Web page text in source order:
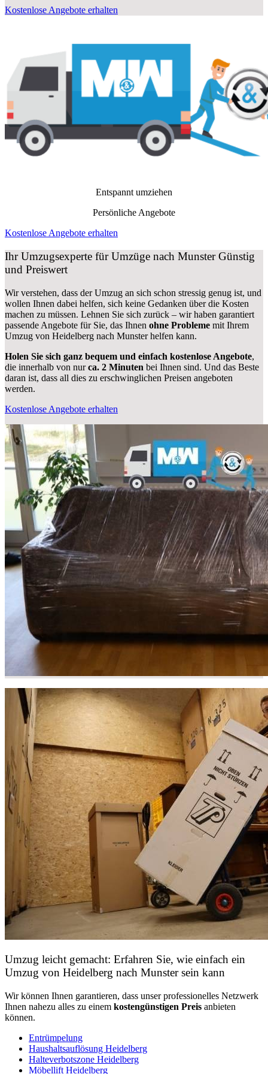
Kostenlose Angebote erhalten
Entspannt umziehen
Persönliche Angebote
Kostenlose Angebote erhalten
Ihr Umzugsexperte für Umzüge nach MunsterGünstig
und Preiswert
Wir verstehen, dass der Umzug an sich schon stressig genug ist, und
wollen Ihnen dabei helfen, sich keine Gedanken über die Kosten
machen zu müssen. Lehnen Sie sich zurück – wir haben garantiert
passende Angebote für Sie, das Ihnen ohne Probleme mit Ihrem
Umzug von Heidelberg nach Munster helfen kann.
Holen Sie sich ganz bequem und einfach kostenlose Angebote,
die innerhalb von nurca. 2 Minuten bei Ihnen sind. Und das Beste
daran ist, dass all dies zu erschwinglichen Preisen angeboten
werden.
Kostenlose Angebote erhalten
Umzug leicht gemacht: Erfahren Sie, wie einfach ein
Umzug von Heidelberg nach Munster sein kann
Wir können Ihnen garantieren, dass unser professionelles Netzwerk
Ihnen nahezu alles zu einem kostengünstigen Preis anbieten
können.
Entrümpelung
Haushaltsauflösung Heidelberg
Halteverbotszone Heidelberg
Möbellift Heidelberg